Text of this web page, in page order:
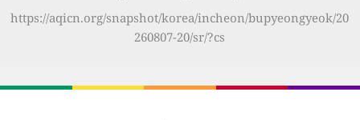
https://aqicn.org/snapshot/korea/incheon/bupyeongyeok/20
260807-20/sr/?cs